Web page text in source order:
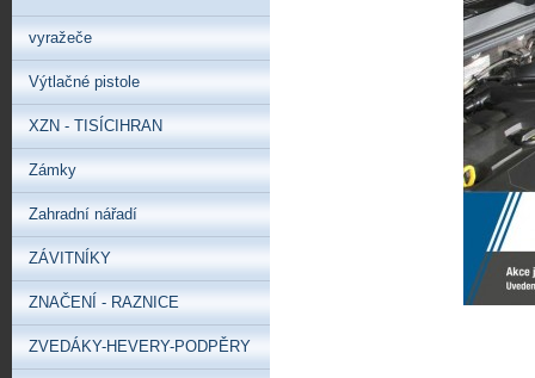
vyražeče
Výtlačné pistole
XZN - TISÍCIHRAN
Zámky
Zahradní nářadí
ZÁVITNÍKY
ZNAČENÍ - RAZNICE
ZVEDÁKY-HEVERY-PODPĚRY